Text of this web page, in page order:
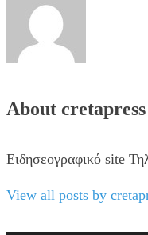
About cretapress
Ειδησεογραφικό site
View all posts by